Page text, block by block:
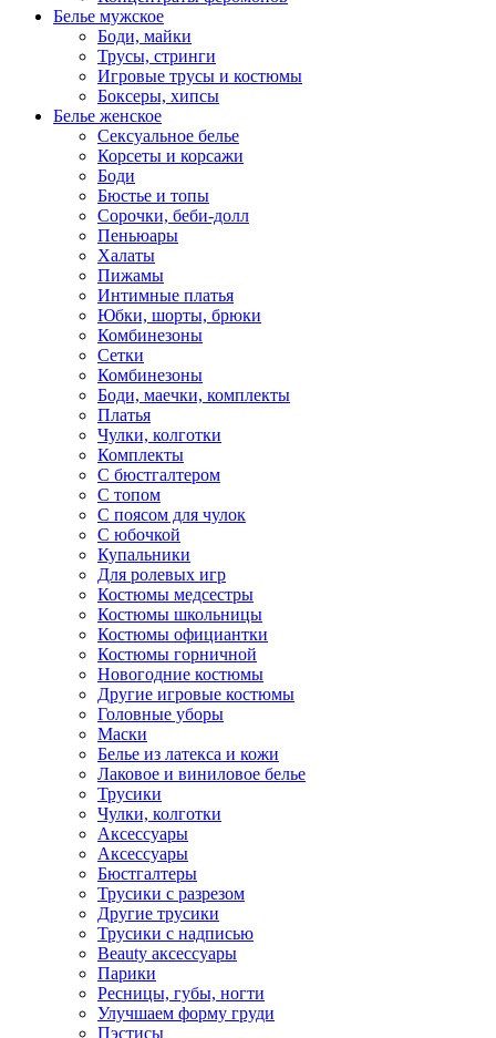
Белье мужское
Боди, майки
Трусы, стринги
Игровые трусы и костюмы
Боксеры, хипсы
Белье женское
Сексуальное белье
Корсеты и корсажи
Боди
Бюстье и топы
Сорочки, беби-долл
Пеньюары
Халаты
Пижамы
Интимные платья
Юбки, шорты, брюки
Комбинезоны
Сетки
Комбинезоны
Боди, маечки, комплекты
Платья
Чулки, колготки
Комплекты
С бюстгалтером
С топом
С поясом для чулок
С юбочкой
Купальники
Для ролевых игр
Костюмы медсестры
Костюмы школьницы
Костюмы официантки
Костюмы горничной
Новогодние костюмы
Другие игровые костюмы
Головные уборы
Маски
Белье из латекса и кожи
Лаковое и виниловое белье
Трусики
Чулки, колготки
Аксессуары
Аксессуары
Бюстгалтеры
Трусики с разрезом
Другие трусики
Трусики с надписью
Beauty аксессуары
Парики
Ресницы, губы, ногти
Улучшаем форму груди
Пэстисы